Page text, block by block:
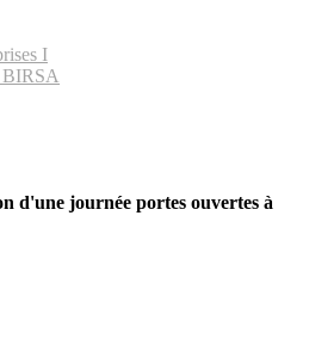
I
d'une journée portes ouvertes à